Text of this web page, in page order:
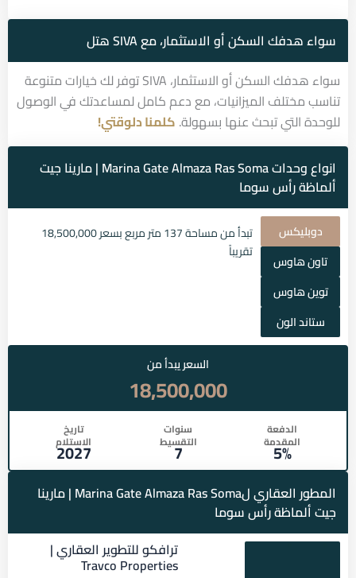
سواء هدفك السكن أو الاستثمار، مع SIVA هتل
سواء هدفك السكن أو الاستثمار، SIVA توفر لك خيارات متنوعة
تناسب مختلف الميزانيات، مع دعم كامل لمساعدتك في الوصول
للوحدة التي تبحث عنها بسهولة. كلمنا دلوقتي!
انواع وحدات Marina Gate Almaza Ras Soma | مارينا جيت
ألماظة رأس سوما
دوبليكس
تاون هاوس
توين هاوس
ستاند الون
تبدأ من مساحة 137 متر مربع بسعر 18,500,000
تقريباً
السعر يبدأ من
18,500,000
الدفعة
المقدمة
5%
سنوات
التقسيط
7
تاريخ
الاستلام
2027
المطور العقاري لMarina Gate Almaza Ras Soma | مارينا
جيت ألماظة رأس سوما
ترافكو للتطوير العقاري |
Travco Properties